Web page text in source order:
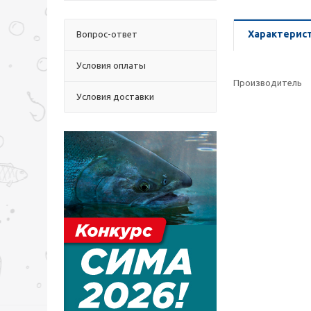
Вопрос-ответ
Условия оплаты
Условия доставки
Производитель